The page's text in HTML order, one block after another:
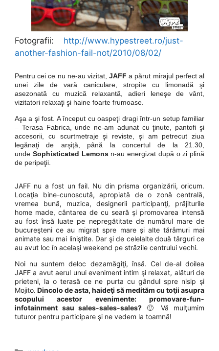
Fotografii: http://www.hypestreet.ro/just-
another-fashion-fail-not/2010/08/02/
Pentru cei ce nu ne-au vizitat, JAFFa părut mirajul perfect al
unei zile de vară caniculare, stropite cu limonadă şi
asezonată cu muzică relaxantă, adieri leneşe de vânt,
vizitatori relaxaţi şi haine foarte frumoase.
Aşa a şi fost. A început cu oaspeţi dragi într-un setup familiar
– Terasa Fabrica, unde ne-am adunat cu ţinute, pantofi şi
accesorii, cu scurtmetraje şi reviste, şi am petrecut ziua
legănaţi de arşiţă, până la concertul de la 21.30,
unde Sophisticated Lemons n-au energizat după o zi plină
de peripeţii.
JAFF nu a fost un fail. Nu din prisma organizării, oricum.
Locaţia bine-cunoscută, apropiată de o zonă centrală,
vremea bună, muzica, designerii participanţi, prăjiturile
home made, cântarea de cu seară şi promovarea intensă
au fost însă luate pe nepregătitate de numărul mare de
bucureşteni ce au migrat spre mare şi alte tărâmuri mai
animate sau mai liniştite. Dar şi de celelalte două târguri ce
au avut loc în acelaşi weekend pe străzile centrului vechi.
Noi nu suntem deloc dezamăgiţi, însă. Cel de-al doilea
JAFF a avut aerul unui eveniment intim şi relaxat, alături de
prieteni, la o terasă ce ne purta cu gândul spre nisip şi
Mojito. Dincolo de asta, haideţi să medităm cu toţii asupra
scopului acestor evenimente: promovare-fun-
infotainment sau sales-sales-sales? 🙂 Vă mulţumim
tuturor pentru participare şi ne vedem la toamnă!